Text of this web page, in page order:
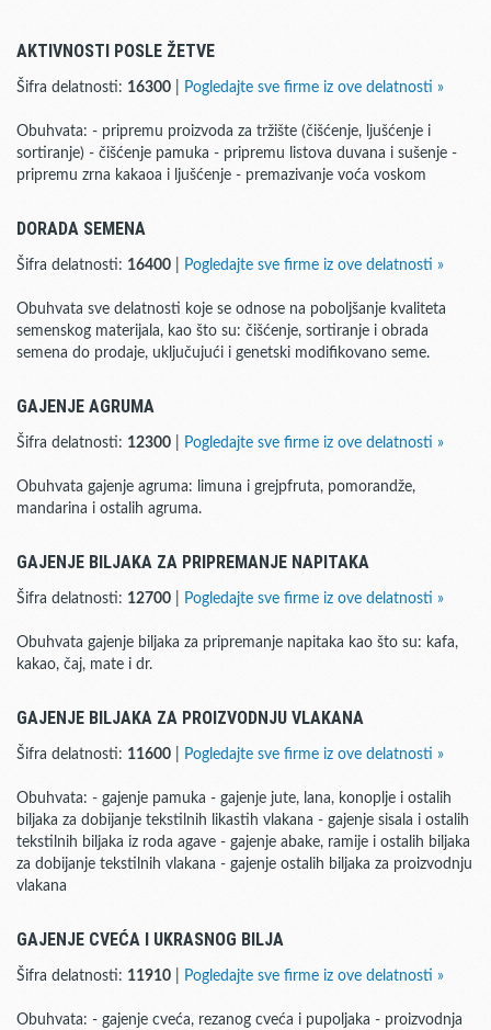
AKTIVNOSTI POSLE ŽETVE
Šifra delatnosti: 16300 Pogledajte sve firme iz ove delatnosti »
Obuhvata: - pripremu proizvoda za tržište (čišćenje, ljušćenje i
sortiranje) - čišćenje pamuka - pripremu listova duvana i sušenje -
pripremu zrna kakaoa i ljušćenje - premazivanje voća voskom
DORADA SEMENA
Šifra delatnosti: 16400 Pogledajte sve firme iz ove delatnosti »
Obuhvata sve delatnosti koje se odnose na poboljšanje kvaliteta
semenskog materijala, kao što su: čišćenje, sortiranje i obrada
semena do prodaje, uključujući i genetski modifikovano seme.
GAJENJE AGRUMA
Šifra delatnosti: 12300 Pogledajte sve firme iz ove delatnosti »
Obuhvata gajenje agruma: limuna i grejpfruta, pomorandže,
mandarina i ostalih agruma.
GAJENJE BILJAKA ZA PRIPREMANJE NAPITAKA
Šifra delatnosti: 12700 Pogledajte sve firme iz ove delatnosti »
Obuhvata gajenje biljaka za pripremanje napitaka kao što su: kafa,
kakao, čaj, mate i dr.
GAJENJE BILJAKA ZA PROIZVODNJU VLAKANA
Šifra delatnosti: 11600 Pogledajte sve firme iz ove delatnosti »
Obuhvata: - gajenje pamuka - gajenje jute, lana, konoplje i ostalih
biljaka za dobijanje tekstilnih likastih vlakana - gajenje sisala i ostalih
tekstilnih biljaka iz roda agave - gajenje abake, ramije i ostalih biljaka
za dobijanje tekstilnih vlakana - gajenje ostalih biljaka za proizvodnju
vlakana
GAJENJE CVEĆA I UKRASNOG BILJA
Šifra delatnosti: 11910 Pogledajte sve firme iz ove delatnosti »
Obuhvata: - gajenje cveća, rezanog cveća i pupoljaka - proizvodnja